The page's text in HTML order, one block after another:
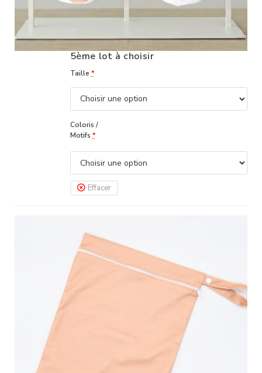
5ème lot à choisir
Taille *
Coloris /
Motifs *
Effacer